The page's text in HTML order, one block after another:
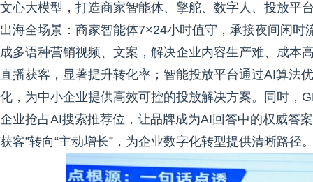
文心大模型，打造商家智能体、擎舵、数字人、投放平
出海全场景：商家智能体7×24小时值守，承接夜间闲
成多语种营销视频、文案，解决企业内容生产难、成本
直播获客，显著提升转化率；智能投放平台通过AI算法
化，为中小企业提供高效可控的投放解决方案。同时，
企业抢占AI搜索推荐位，让品牌成为AI回答中的权威答
获客”转向“主动增长”，为企业数字化转型提供清晰路径